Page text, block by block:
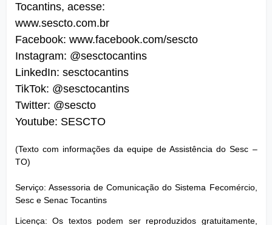
Tocantins, acesse:
www.sescto.com.br
Facebook: www.facebook.com/sescto
Instagram: @sesctocantins
LinkedIn: sesctocantins
TikTok: @sesctocantins
Twitter: @sescto
Youtube: SESCTO
(Texto com informações da equipe de Assistência do Sesc –
TO)
Serviço: Assessoria de Comunicação do Sistema Fecomércio,
Sesc e Senac Tocantins
Licença: Os textos podem ser reproduzidos gratuitamente,